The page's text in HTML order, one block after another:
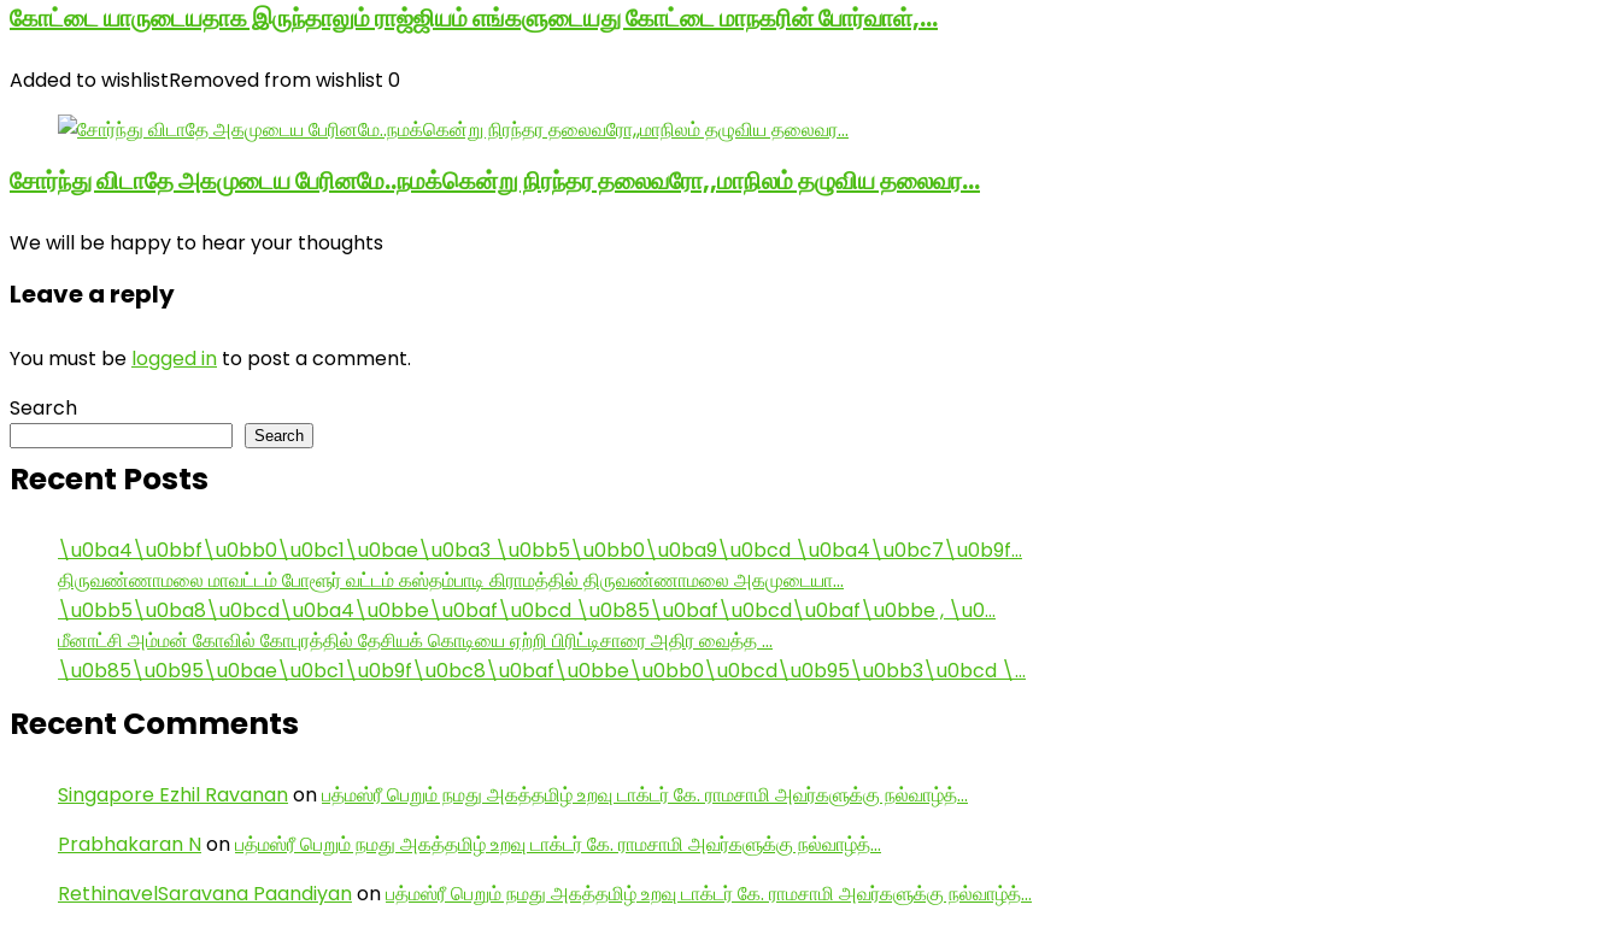
கோட்டை யாருடையதாக இருந்தாலும் ராஜ்ஜியம் எங்களுடையது கோட்டை மாநகரின் போர்வாள்,…
Added to wishlistRemoved from wishlist 0
சோர்ந்து விடாதே அகமுடைய பேரினமே..நமக்கென்று நிரந்தர தலைவரோ,,மாநிலம் தழுவிய தலைவர…
We will be happy to hear your thoughts
Leave a reply
You must be logged in to post a comment.
Search
Search
Recent Posts
\u0ba4\u0bbf\u0bb0\u0bc1\u0bae\u0ba3 \u0bb5\u0bb0\u0ba9\u0bcd \u0ba4\u0bc7\u0b9f…
திருவண்ணாமலை மாவட்டம் போளூர் வட்டம் கஸ்தம்பாடி கிராமத்தில் திருவண்ணாமலை அகமுடையா…
\u0bb5\u0ba8\u0bcd\u0ba4\u0bbe\u0baf\u0bcd \u0b85\u0baf\u0bcd\u0baf\u0bbe , \u0…
மீனாட்சி அம்மன் கோவில் கோபுரத்தில் தேசியக் கொடியை ஏற்றி பிரிட்டிசாரை அதிர வைத்த …
\u0b85\u0b95\u0bae\u0bc1\u0b9f\u0bc8\u0baf\u0bbe\u0bb0\u0bcd\u0b95\u0bb3\u0bcd \…
Recent Comments
Singapore Ezhil Ravananonபத்மஸ்ரீ பெறும் நமது அகத்தமிழ் உறவு டாக்டர் கே. ராமசாமி அவர்களுக்கு நல்வாழ்த்…
Prabhakaran Nonபத்மஸ்ரீ பெறும் நமது அகத்தமிழ் உறவு டாக்டர் கே. ராமசாமி அவர்களுக்கு நல்வாழ்த்…
RethinavelSaravana Paandiyanonபத்மஸ்ரீ பெறும் நமது அகத்தமிழ் உறவு டாக்டர் கே. ராமசாமி அவர்களுக்கு நல்வாழ்த்…